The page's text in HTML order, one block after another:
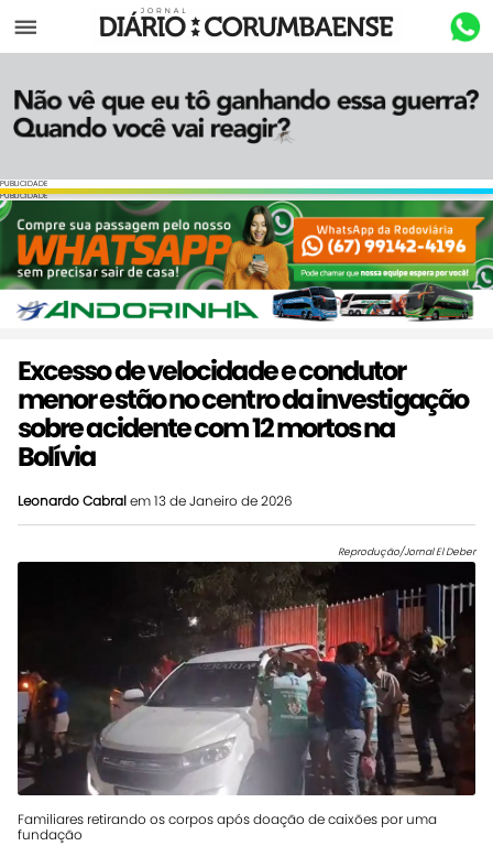
Menu
PUBLICIDADE
PUBLICIDADE
Excesso de velocidade e condutor
menor estão no centro da investigação
sobre acidente com 12 mortos na
Bolívia
Leonardo Cabralem 13 de Janeiro de 2026
Reprodução/Jornal El Deber
Familiares retirando os corpos após doação de caixões por uma
fundação